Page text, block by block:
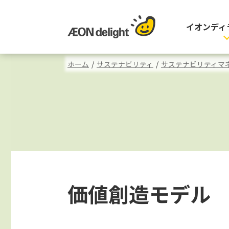
イオンデ
ホーム / サステナビリティ / サステナビリティマ
価値創造モデル